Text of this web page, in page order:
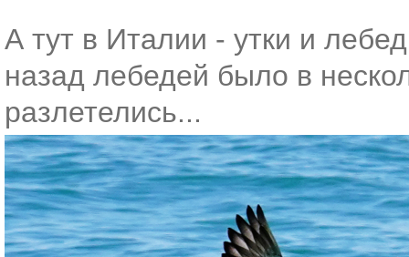
А тут в Италии - утки и
назад лебедей было в
разлетелись...